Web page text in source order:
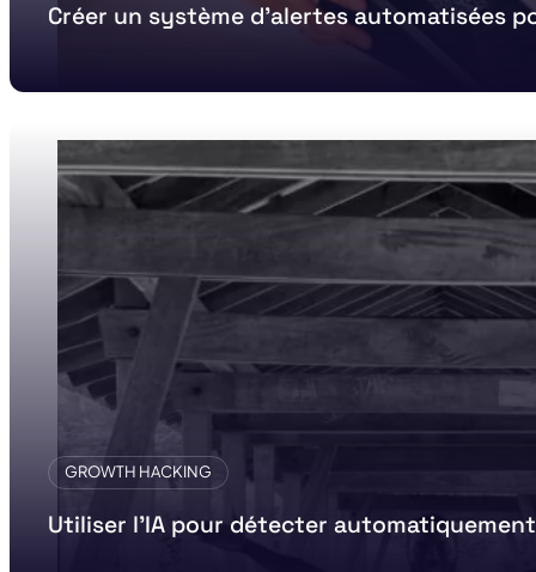
Créer un système d’alertes automatisées
GROWTH HACKING
Utiliser l’IA pour détecter